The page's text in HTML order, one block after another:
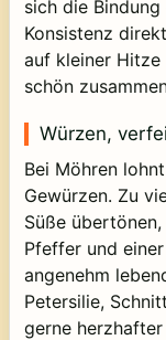
sich die
Konsistenz
auf kleiner
schön
Würzen,
Bei Möhren
Gewürzen. Zu
Süße
Pfeffer und
angenehm
Petersilie,
gerne